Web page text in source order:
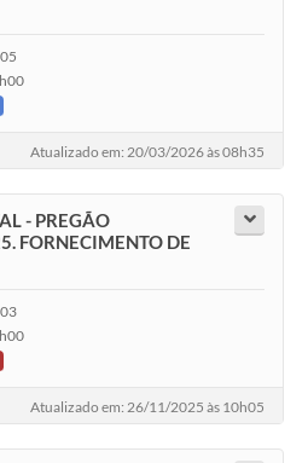
Atualizado em: 20/03/2026 às 08h35
- PREGÃO
FORNECIMENTO DE
Atualizado em: 26/11/2025 às 10h05